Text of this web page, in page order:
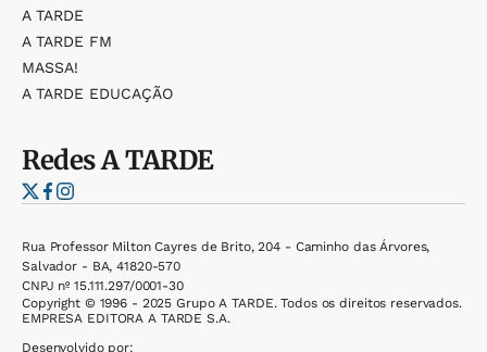
A TARDE
A TARDE FM
MASSA!
A TARDE EDUCAÇÃO
RedesA TARDE
Rua Professor Milton Cayres de Brito, 204 - Caminho das Árvores,
Salvador - BA, 41820-570
CNPJ nº 15.111.297/0001-30
Copyright © 1996 - 2025 Grupo A TARDE. Todos os direitos reservados.
EMPRESA EDITORA A TARDE S.A.
Desenvolvido por: